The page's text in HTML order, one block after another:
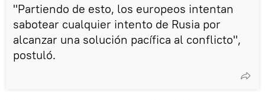
"Partiendo de esto, los europeos intentan
sabotear cualquier intento de Rusia por
alcanzar una solución pacífica al conflicto",
postuló.